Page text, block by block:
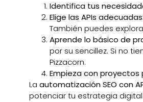
Identifica tus
Elige las APIs adecuadas:
También puedes
Aprende lo básico de
por su sencillez. Si no
Pizzacorn.
Empieza con proyectos
La automatización SEO con
potenciar tu estrategia digital